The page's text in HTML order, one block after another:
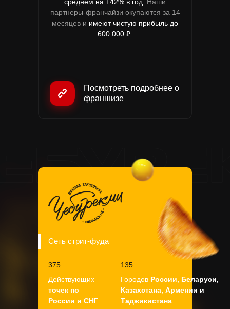
Посмотреть подробнее о
франшизе
партнеры-франчайзи окупаются за 14
месяцев и имеют чистую прибыль до
600 000 ₽.
Сеть стрит-фуда
375
Действующих
точек по
России и СНГ
135
Городов России, Беларуси,
Казахстана, Армении и
Таджикистана